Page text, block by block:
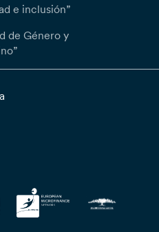
e inclusión”
de Género y